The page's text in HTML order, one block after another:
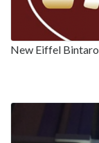
New Eiffel Bintaro